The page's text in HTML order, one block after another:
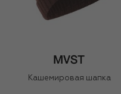
Кашемировая шапка